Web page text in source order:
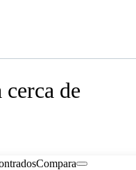
de
Compara